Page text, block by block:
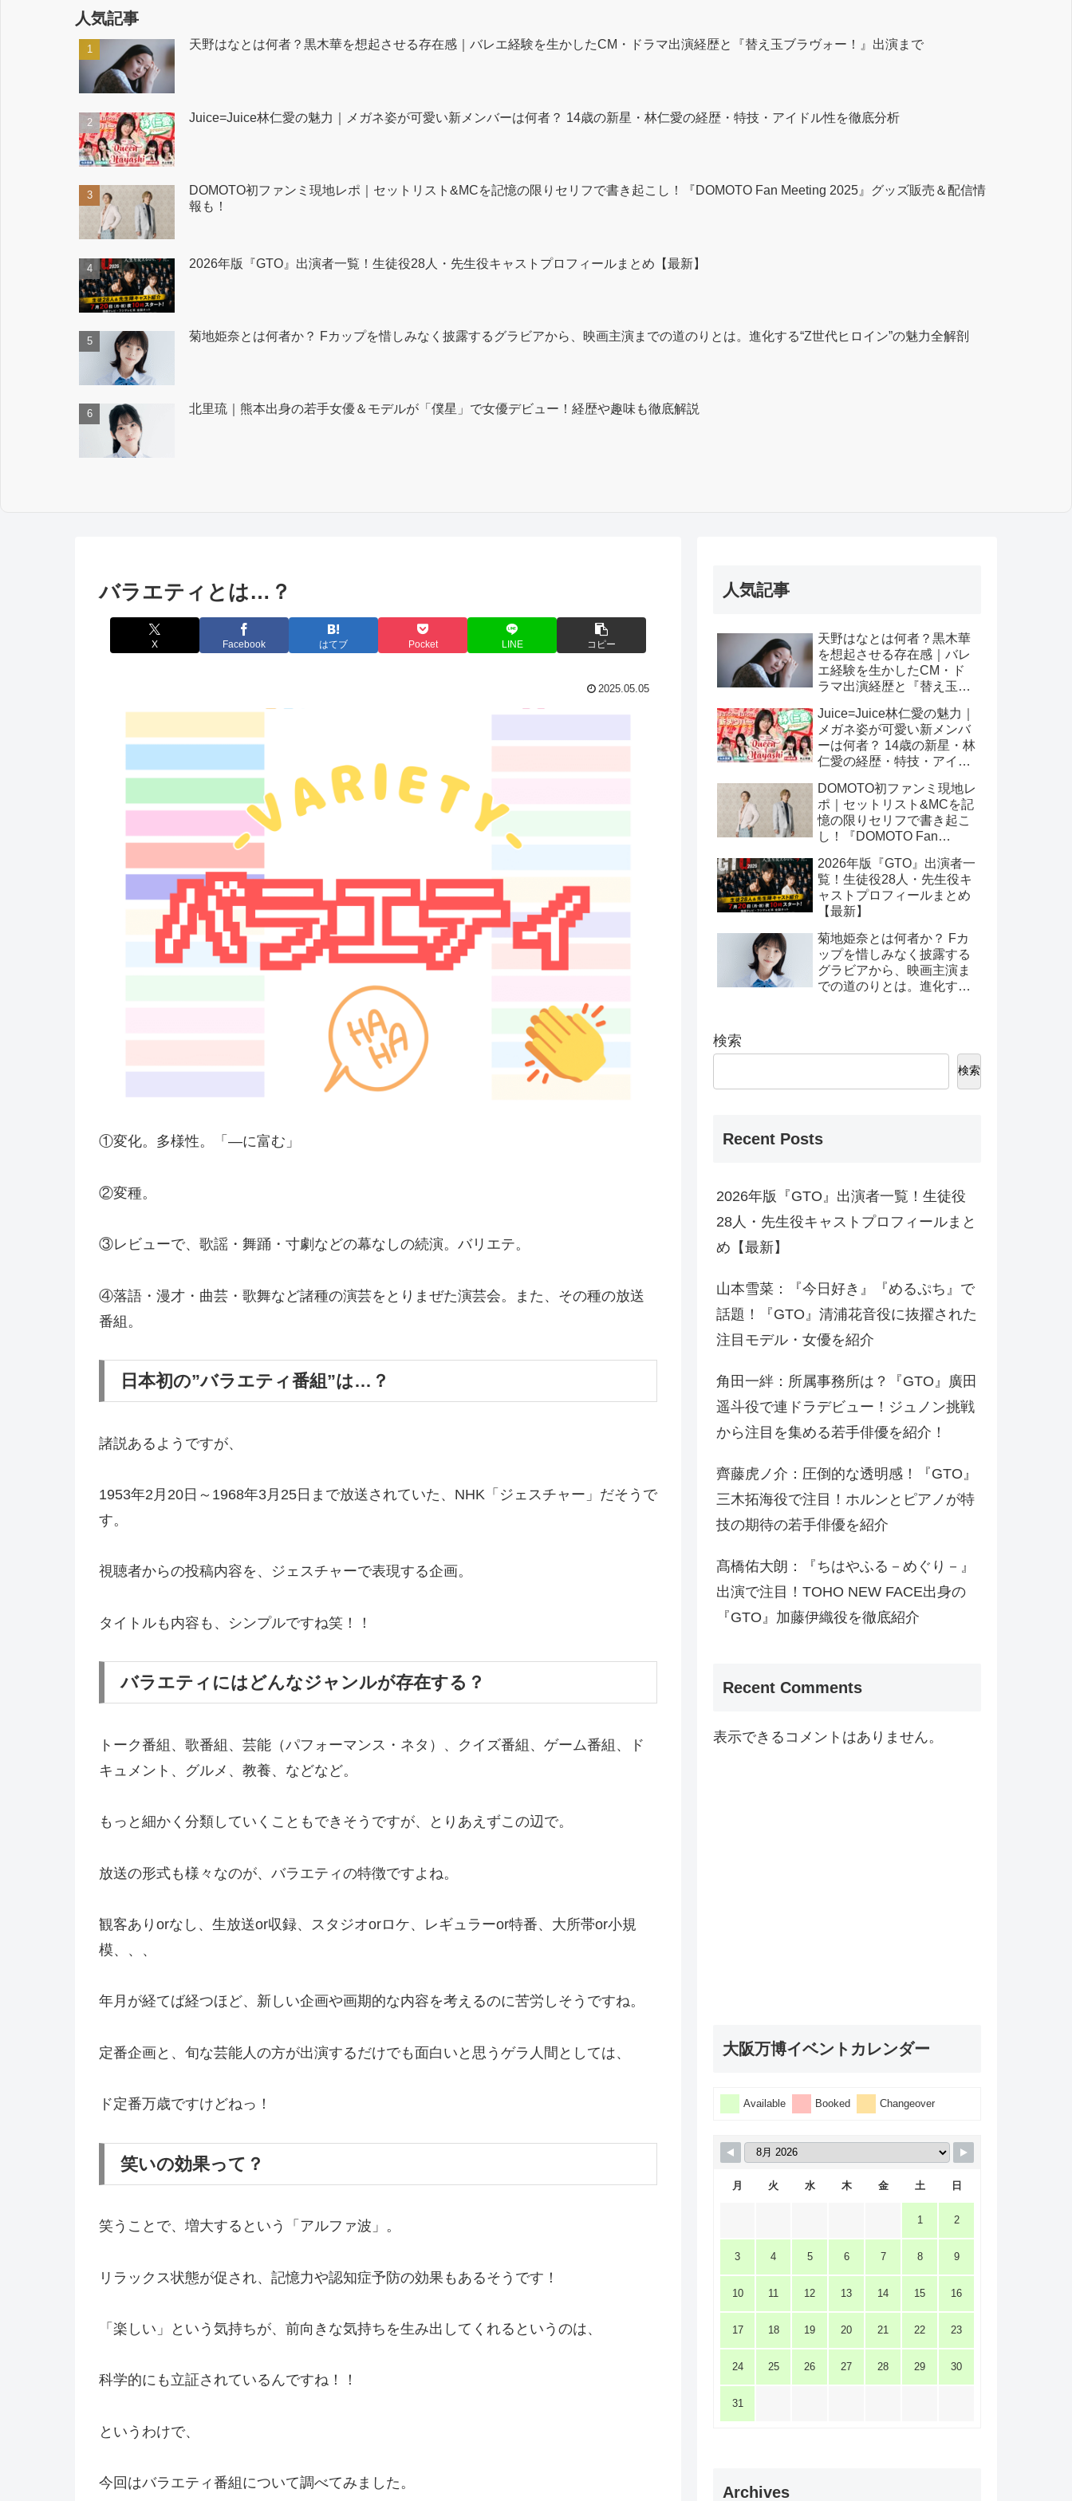
人気記事
天野はなとは何者？黒木華を想起させる存在感｜バレエ経験を生かしたCM・ドラマ出演経歴と『替え玉ブラヴォー！』出演まで
Juice=Juice林仁愛の魅力｜メガネ姿が可愛い新メンバーは何者？ 14歳の新星・林仁愛の経歴・特技・アイドル性を徹底分析
DOMOTO初ファンミ現地レポ｜セットリスト&MCを記憶の限りセリフで書き起こし！『DOMOTO Fan Meeting 2025』グッズ販売＆配信情
報も！
2026年版『GTO』出演者一覧！生徒役28人・先生役キャストプロフィールまとめ【最新】
菊地姫奈とは何者か？ Fカップを惜しみなく披露するグラビアから、映画主演までの道のりとは。進化する“Z世代ヒロイン”の魅力全解剖
北里琉｜熊本出身の若手女優＆モデルが「僕星」で女優デビュー！経歴や趣味も徹底解説
バラエティとは…？
X Facebook はてブ Pocket LINE コピー
2025.05.05
①変化。多様性。「―に富む」
②変種。
③レビューで、歌謡・舞踊・寸劇などの幕なしの続演。バリエテ。
④落語・漫才・曲芸・歌舞など諸種の演芸をとりまぜた演芸会。また、その種の放送
番組。
日本初の”バラエティ番組”は…？
諸説あるようですが、
1953年2月20日～1968年3月25日まで放送されていた、NHK「ジェスチャー」だそうで
す。
視聴者からの投稿内容を、ジェスチャーで表現する企画。
タイトルも内容も、シンプルですね笑！！
バラエティにはどんなジャンルが存在する？
トーク番組、歌番組、芸能（パフォーマンス・ネタ）、クイズ番組、ゲーム番組、ド
キュメント、グルメ、教養、などなど。
もっと細かく分類していくこともできそうですが、とりあえずこの辺で。
放送の形式も様々なのが、バラエティの特徴ですよね。
観客ありorなし、生放送or収録、スタジオorロケ、レギュラーor特番、大所帯or小規
模、、、
年月が経てば経つほど、新しい企画や画期的な内容を考えるのに苦労しそうですね。
定番企画と、旬な芸能人の方が出演するだけでも面白いと思うゲラ人間としては、
ド定番万歳ですけどねっ！
笑いの効果って？
笑うことで、増大するという「アルファ波」。
リラックス状態が促され、記憶力や認知症予防の効果もあるそうです！
「楽しい」という気持ちが、前向きな気持ちを生み出してくれるというのは、
科学的にも立証されているんですね！！
というわけで、
今回はバラエティ番組について調べてみました。
人気記事
天野はなとは何者？黒木華
を想起させる存在感｜バレ
エ経験を生かしたCM・ド
ラマ出演経歴と『替え玉ブ
Juice=Juice林仁愛の魅力｜
メガネ姿が可愛い新メンバ
ーは何者？ 14歳の新星・林
仁愛の経歴・特技・アイド
DOMOTO初ファンミ現地レ
ポ｜セットリスト&MCを記
憶の限りセリフで書き起こ
し！『DOMOTO Fan
＆配信情報も！
2026年版『GTO』出演者一
覧！生徒役28人・先生役キ
ャストプロフィールまとめ
【最新】
菊地姫奈とは何者か？ Fカ
ップを惜しみなく披露する
グラビアから、映画主演ま
での道のりとは。進化す
検索
検索
Recent Posts
2026年版『GTO』出演者一覧！生徒役
28人・先生役キャストプロフィールまと
め【最新】
山本雪菜：『今日好き』『めるぷち』で
話題！『GTO』清浦花音役に抜擢された
注目モデル・女優を紹介
角田一絆：所属事務所は？『GTO』廣田
遥斗役で連ドラデビュー！ジュノン挑戦
から注目を集める若手俳優を紹介！
齊藤虎ノ介：圧倒的な透明感！『GTO』
三木拓海役で注目！ホルンとピアノが特
技の期待の若手俳優を紹介
髙橋佑大朗：『ちはやふる－めぐり－』
出演で注目！TOHO NEW FACE出身の
『GTO』加藤伊織役を徹底紹介
Recent Comments
表示できるコメントはありません。
大阪万博イベントカレンダー
Available Booked Changeover
月 火 水 木 金 土 日
1 2
3 4 5 6 7 8 9
10 11 12 13 14 15 16
17 18 19 20 21 22 23
24 25 26 27 28 29 30
31
Archives